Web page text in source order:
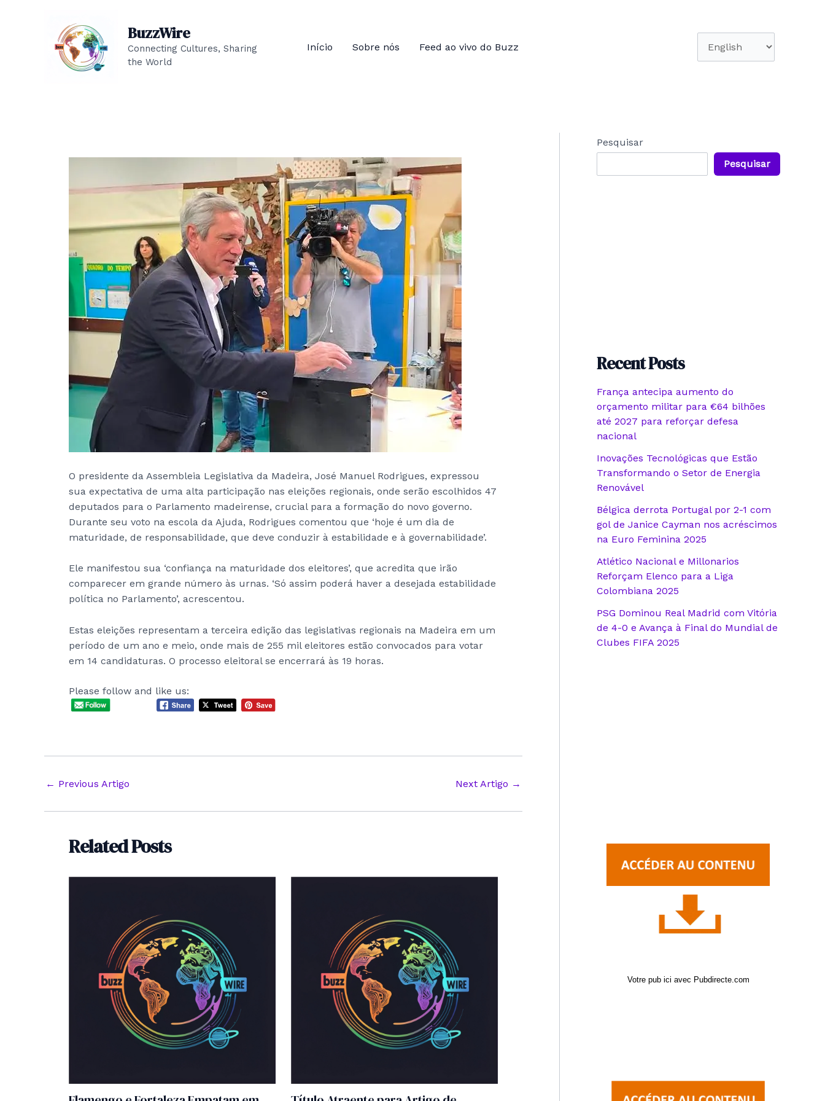
BuzzWire
Connecting Cultures, Sharing
the World
Início Sobre nós Feed ao vivo do Buzz
O presidente da Assembleia Legislativa da Madeira, José Manuel Rodrigues, expressou
sua expectativa de uma alta participação nas eleições regionais, onde serão escolhidos 47
deputados para o Parlamento madeirense, crucial para a formação do novo governo.
Durante seu voto na escola da Ajuda, Rodrigues comentou que ‘hoje é um dia de
maturidade, de responsabilidade, que deve conduzir à estabilidade e à governabilidade’.
Ele manifestou sua ‘confiança na maturidade dos eleitores’, que acredita que irão
comparecer em grande número às urnas. ‘Só assim poderá haver a desejada estabilidade
política no Parlamento’, acrescentou.
Estas eleições representam a terceira edição das legislativas regionais na Madeira em um
período de um ano e meio, onde mais de 255 mil eleitores estão convocados para votar
em 14 candidaturas. O processo eleitoral se encerrará às 19 horas.
Please follow and like us:
Post
← Previous Artigo Next Artigo →
Related Posts
Pesquisar
Pesquisar
Recent Posts
França antecipa aumento do
orçamento militar para €64 bilhões
até 2027 para reforçar defesa
nacional
Inovações Tecnológicas que Estão
Transformando o Setor de Energia
Renovável
Bélgica derrota Portugal por 2-1 com
gol de Janice Cayman nos acréscimos
na Euro Feminina 2025
Atlético Nacional e Millonarios
Reforçam Elenco para a Liga
Colombiana 2025
PSG Dominou Real Madrid com Vitória
de 4-0 e Avança à Final do Mundial de
Clubes FIFA 2025
Votre pub ici avec Pubdirecte.com